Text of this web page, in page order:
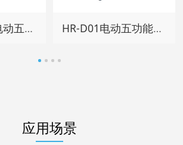
HR-D21称重电动五功能床 HR-D01电动五功能病床
应用场景